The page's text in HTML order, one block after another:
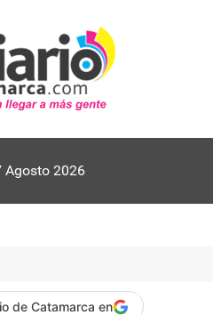
Agosto 2026
de Catamarca en